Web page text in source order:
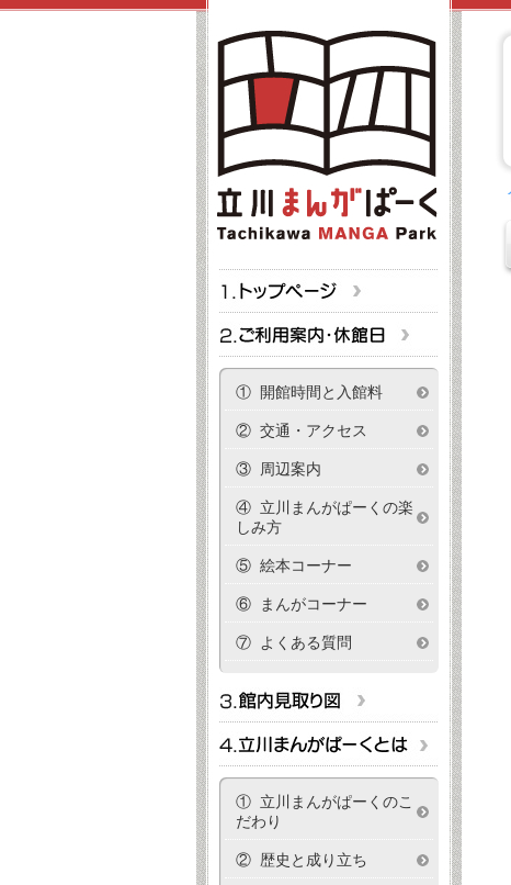
① 開館時間と入館料
② 交通・アクセス
③ 周辺案内
④ 立川まんがぱーくの楽
しみ方
⑤ 絵本コーナー
⑥ まんがコーナー
⑦ よくある質問
① 立川まんがぱーくのこ
だわり
② 歴史と成り立ち